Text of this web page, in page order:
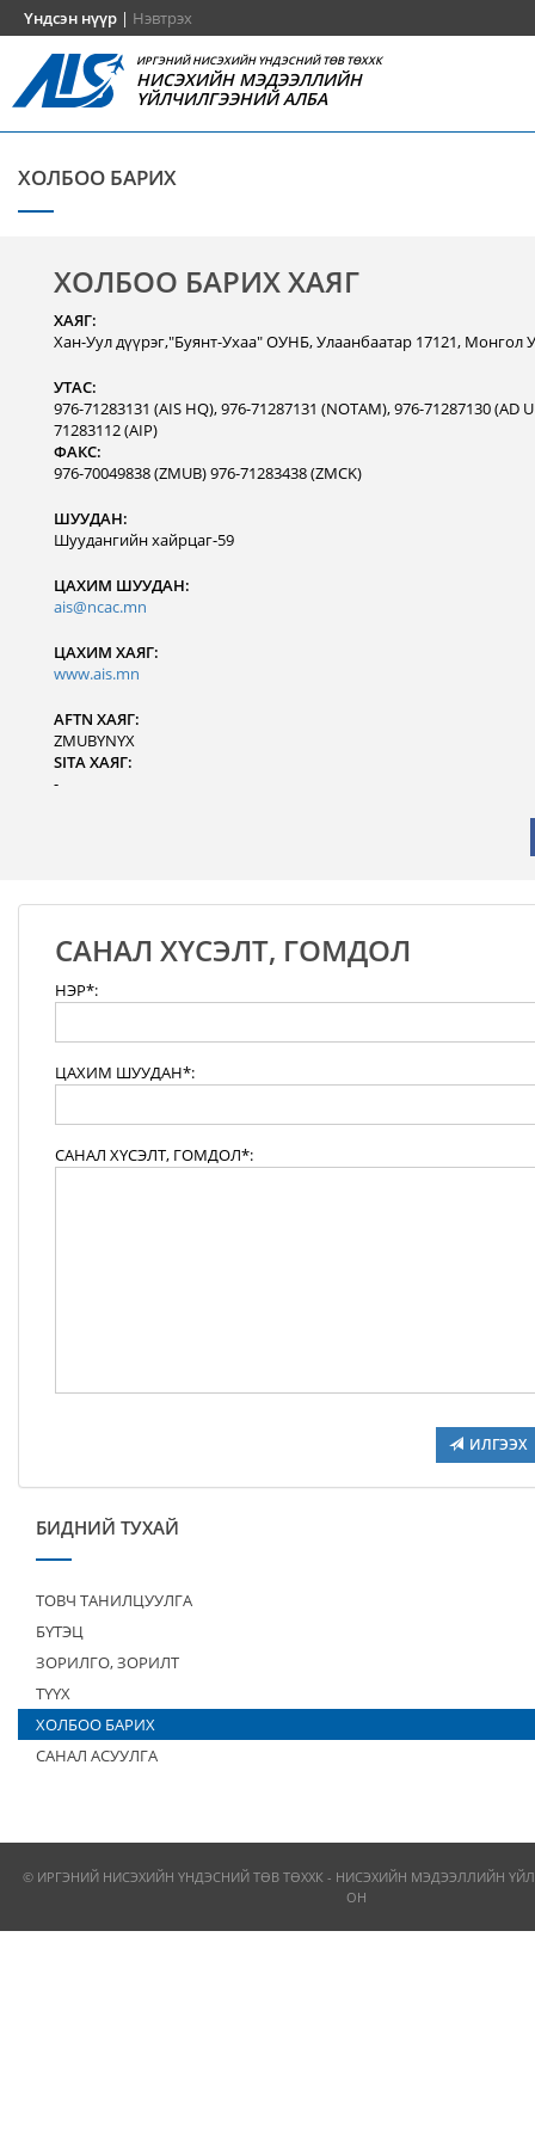
Үндсэн нүүр | Нэвтрэх
ИРГЭНИЙ НИСЭХИЙН ҮНДЭСНИЙ ТӨВ ТӨХХК
НИСЭХИЙН МЭДЭЭЛЛИЙН
ҮЙЛЧИЛГЭЭНИЙ АЛБА
ХОЛБОО БАРИХ
ХОЛБОО БАРИХ ХАЯГ
ХАЯГ:
Хан-Уул дүүрэг,"Буянт-Ухаа" ОУНБ, Улаанбаатар 17121, Монгол
УТАС:
976-71283131 (AIS HQ), 976-71287131 (NOTAM), 976-71287130 (AD
71283112 (AIP)
ФАКС:
976-70049838 (ZMUB) 976-71283438 (ZMCK)
ШУУДАН:
Шуудангийн хайрцаг-59
ЦАХИМ ШУУДАН:
ais@ncac.mn
ЦАХИМ ХАЯГ:
www.ais.mn
AFTN ХАЯГ:
ZMUBYNYX
SITA ХАЯГ:
-
САНАЛ ХҮСЭЛТ, ГОМДОЛ
НЭР*:
ЦАХИМ ШУУДАН*:
САНАЛ ХҮСЭЛТ, ГОМДОЛ*:
ИЛГЭЭХ
БИДНИЙ ТУХАЙ
ТОВЧ ТАНИЛЦУУЛГА
БҮТЭЦ
ЗОРИЛГО, ЗОРИЛТ
ТҮҮХ
ХОЛБОО БАРИХ
САНАЛ АСУУЛГА
© ИРГЭНИЙ НИСЭХИЙН ҮНДЭСНИЙ ТӨВ ТӨХХК - НИСЭХИЙН МЭДЭЭЛЛИЙН
ОН